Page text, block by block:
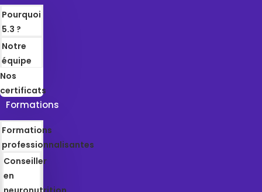
Pourquoi
5.3 ?
Notre
équipe
Nos
certificats
Formations
Formations
professionnalisantes
Conseiller
en